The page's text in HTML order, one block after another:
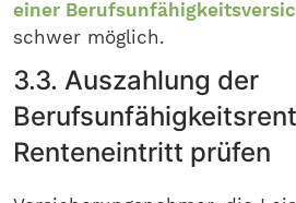
einer
schwer möglich.
3.3. Auszahlung der
Renteneintritt prüfen